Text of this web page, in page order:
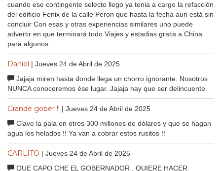
cuando ese contingente selecto llego ya tenia a cargo la refacción
del edificio Fenix de la calle Peron que hasta la fecha aun está sin
concluir Con esas y otras experiencias similares uno puede
advertir en que terminará todo Viajes y estadias gratis a China
para algunos
Daniel | Jueves 24 de Abril de 2025
Jajaja miren hasta donde llega un chorro ignorante. Nosotros
NUNCA conoceremos ése lugar. Jajaja hay que ser delincuente.
Grande gober !! | Jueves 24 de Abril de 2025
Clave la pala en otros 300 millones de dólares y que se hagan
agua los helados !! Ya van a cobrar estos rusitos !!
CARLITO | Jueves 24 de Abril de 2025
QUE CAPO CHE EL GOBERNADOR , QUIERE HACER